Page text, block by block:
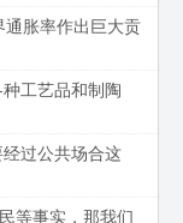
胀率作出巨大贡
工艺品和制陶
过公共场合这
等事实，那我们